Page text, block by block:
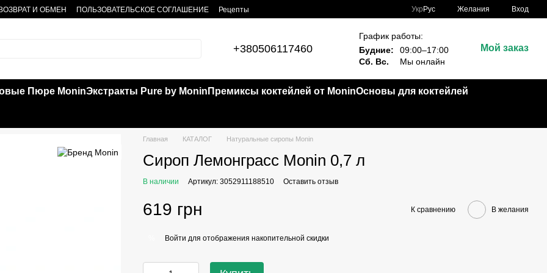
ВОЗВРАТ И ОБМЕН ПОЛЬЗОВАТЕЛЬСКОЕ СОГЛАШЕНИЕ Рецепты Укр Рус Желания Вход
+380506117460
График работы:
Будние:
09:00–17:00
Сб. Вс.
Мы онлайн
Мой заказ
Пюре MoninЭкстракты Pure by Monin Премиксы коктейлей от MoninОсновы для коктейлей
Главная КАТАЛОГ Натуральные сиропы Monin
Сироп Лемонграсс Monin 0,7 л
В наличии Артикул: 3052911188510 Оставить отзыв
619 грн К сравнению В желания
Войти для отображения накопительной скидки